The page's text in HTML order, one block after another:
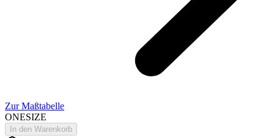
Zur Maßtabelle
ONESIZE
In den Warenkorb